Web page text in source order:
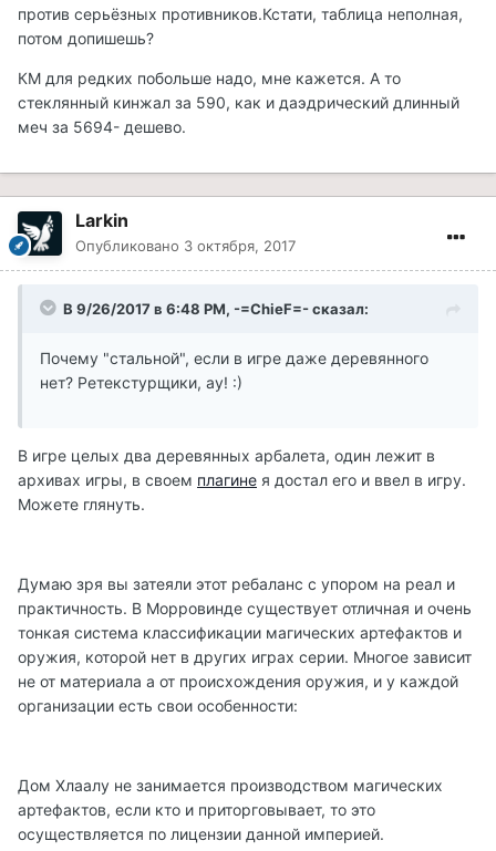
против серьёзных противников.Кстати, таблица неполная,
потом допишешь?
КМ для редких побольше надо, мне кажется. А то
стеклянный кинжал за 590, как и даэдрический длинный
меч за 5694- дешево.
Larkin
Опубликовано 3 октября, 2017
В 9/26/2017 в 6:48 PM, -=ChieF=- сказал:
Почему "стальной", если в игре даже деревянного
нет? Ретекстурщики, ау! :)
В игре целых два деревянных арбалета, один лежит в
архивах игры, в своем плагине я достал его и ввел в игру.
Можете глянуть.
Думаю зря вы затеяли этот ребаланс с упором на реал и
практичность. В Морровинде существует отличная и очень
тонкая система классификации магических артефактов и
оружия, которой нет в других играх серии. Многое зависит
не от материала а от происхождения оружия, и у каждой
организации есть свои особенности:
Дом Хлаалу не занимается производством магических
артефактов, если кто и приторговывает, то это
осуществляется по лицензии данной империей.